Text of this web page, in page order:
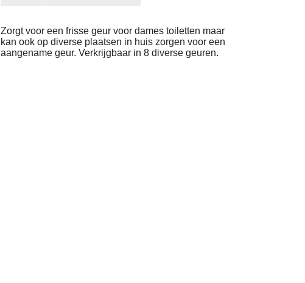
Zorgt voor een frisse geur voor dames toiletten maar
kan ook op diverse plaatsen in huis zorgen voor een
aangename geur. Verkrijgbaar in 8 diverse geuren.